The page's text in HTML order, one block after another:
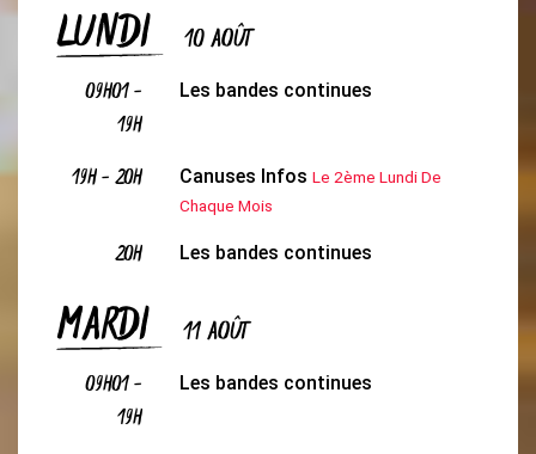
LUNDI 10 AOÛT
09H01-
19H
Les bandes continues
19H-20H Canuses Infos Le 2ème Lundi De
Chaque Mois
20H Les bandes continues
MARDI 11 AOÛT
09H01-
19H
Les bandes continues